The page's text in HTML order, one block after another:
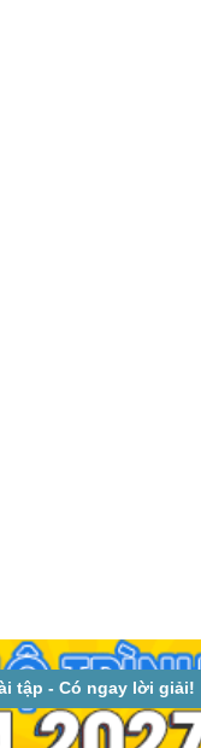
tập - Có ngay lời giải!